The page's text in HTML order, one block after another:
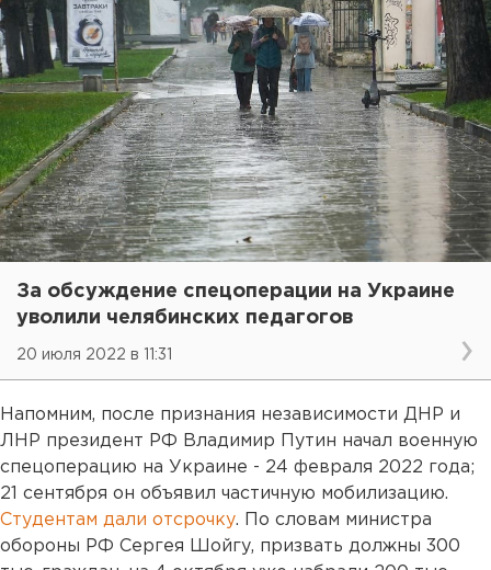
За обсуждение спецоперации на Украине
уволили челябинских педагогов
20 июля 2022 в 11:31
Напомним, после признания независимости ДНР и
ЛНР президент РФ Владимир Путин начал военную
спецоперацию на Украине - 24 февраля 2022 года;
21 сентября он объявил частичную мобилизацию.
Студентам дали отсрочку. По словам министра
обороны РФ Сергея Шойгу, призвать должны 300